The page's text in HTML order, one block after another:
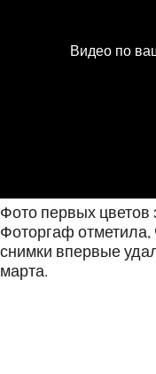
Фото первых цветов
Фоторгаф отметила,
снимки впервые
марта.